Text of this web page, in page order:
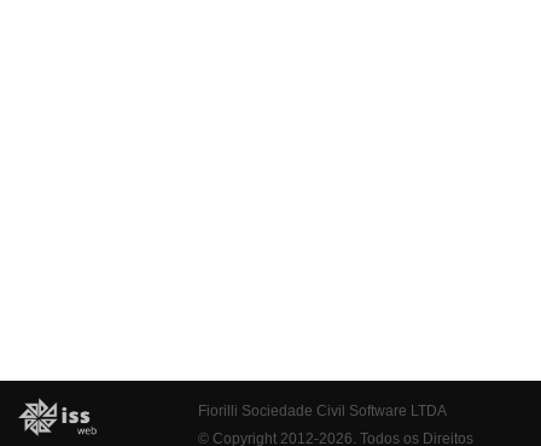
Fiorilli Sociedade Civil Software LTDA
© Copyright 2012-2026. Todos os Direitos